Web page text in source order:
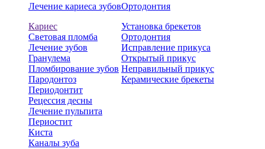
Лечение кариеса зубов
Кариес
Световая пломба
Лечение зубов
Гранулема
Пломбирование зубов
Пародонтоз
Периодонтит
Рецессия десны
Лечение пульпита
Периостит
Киста
Каналы зуба
Ортодонтия
Установка брекетов
Ортодонтия
Исправление прикуса
Открытый прикус
Неправильный прикус
Керамические брекеты